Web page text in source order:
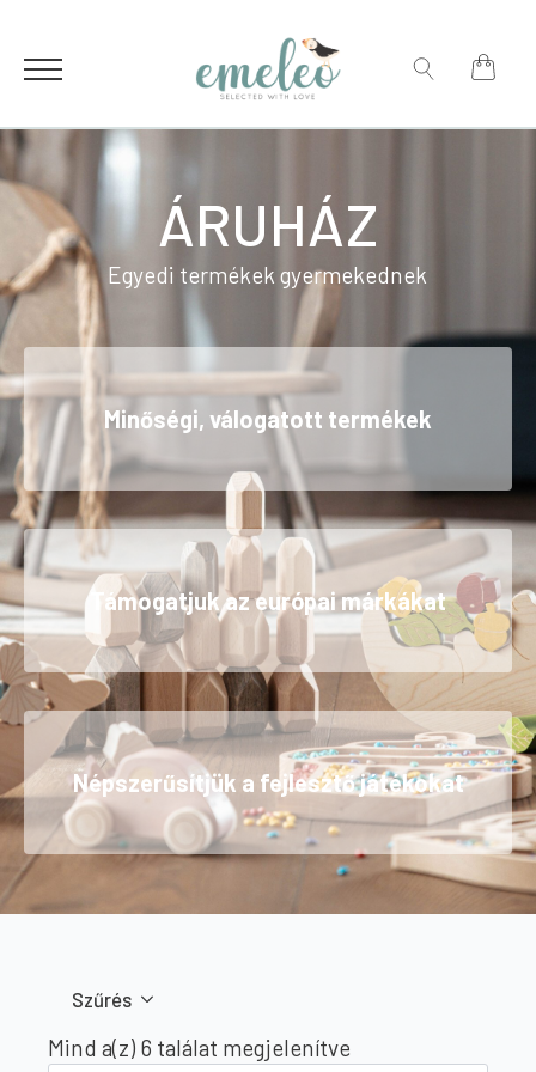
ÁRUHÁZ
Egyedi termékek gyermekednek
Minőségi, válogatott termékek
Támogatjuk az európai márkákat
Népszerűsítjük a fejlesztő játékokat
Szűrés
Mind a(z) 6 találat megjelenítve